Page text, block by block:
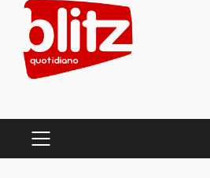
content
PRIMARY